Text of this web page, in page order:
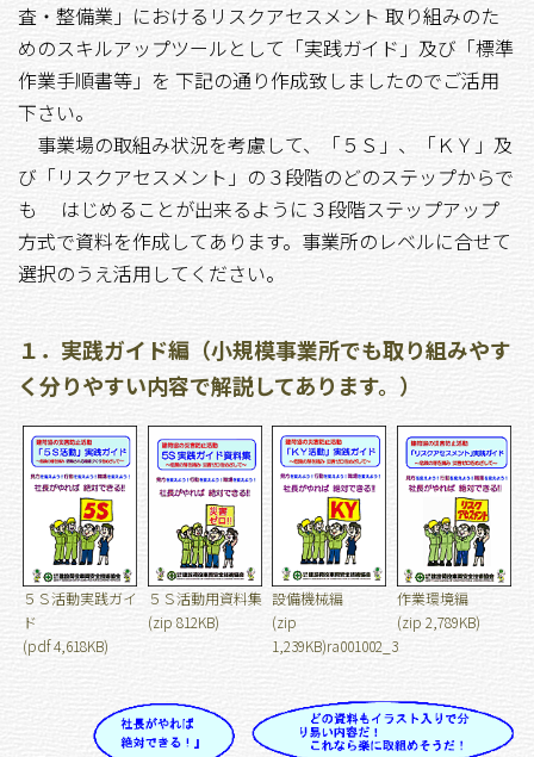
査・整備業」におけるリスクアセスメント 取り組みのた
めのスキルアップツールとして「実践ガイド」及び「標準
作業手順書等」を 下記の通り作成致しましたのでご活用
下さい。
事業場の取組み状況を考慮して、「５Ｓ」、「ＫＹ」及
び「リスクアセスメント」の３段階のどのステップからで
も はじめることが出来るように３段階ステップアップ
方式で資料を作成してあります。事業所のレベルに合せて
選択のうえ活用してください。
１．実践ガイド編（小規模事業所でも取り組みやす
く分りやすい内容で解説してあります。）
５Ｓ活動実践ガイ
ド
(pdf 4,618KB)
５Ｓ活動用資料集
(zip 812KB)
設備機械編
(zip
1,239KB)ra001002_3
作業環境編
(zip 2,789KB)